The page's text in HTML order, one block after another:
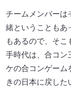
チームメンバーは
緒ということもあ
もあるので、そ
手時代は、合コン
ケの合コンゲーム
きの日本に戻した